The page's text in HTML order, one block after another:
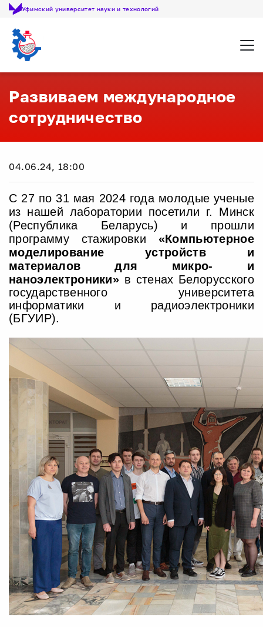
Уфимский университет науки и технологий
Развиваем международное
сотрудничество
04.06.24, 18:00
С 27 по 31 мая 2024 года молодые ученые
из нашей лаборатории посетили г. Минск
(Республика Беларусь) и прошли
программу стажировки «Компьютерное
моделирование устройств и
материалов для микро- и
наноэлектроники» в стенах Белорусского
государственного университета
информатики и радиоэлектроники
(БГУИР).